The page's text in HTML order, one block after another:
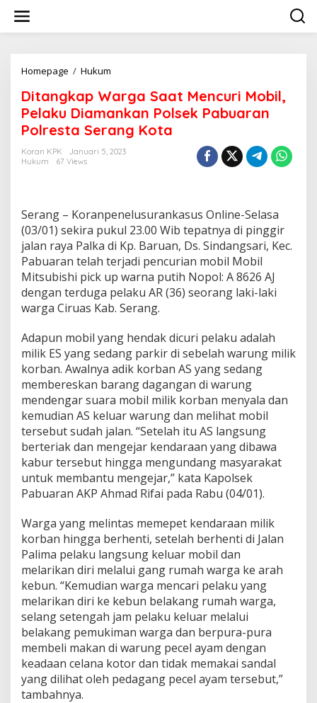
konten
Homepage / Hukum
Saat
Mencuri
Mobil,
Pelaku
Diamankan
Kota
Ditangkap Warga Saat Mencuri Mobil,
Pelaku Diamankan Polsek Pabuaran
Polresta Serang Kota
Koran KPK
Januari 5, 2023
Hukum
67 Views
Serang – Koranpenelusurankasus Online-Selasa
(03/01) sekira pukul 23.00 Wib tepatnya di pinggir
jalan raya Palka di Kp. Baruan, Ds. Sindangsari, Kec.
Pabuaran telah terjadi pencurian mobil Mobil
Mitsubishi pick up warna putih Nopol: A 8626 AJ
dengan terduga pelaku AR (36) seorang laki-laki
warga Ciruas Kab. Serang.
Adapun mobil yang hendak dicuri pelaku adalah
milik ES yang sedang parkir di sebelah warung milik
korban. Awalnya adik korban AS yang sedang
membereskan barang dagangan di warung
mendengar suara mobil milik korban menyala dan
kemudian AS keluar warung dan melihat mobil
tersebut sudah jalan. “Setelah itu AS langsung
berteriak dan mengejar kendaraan yang dibawa
kabur tersebut hingga mengundang masyarakat
untuk membantu mengejar,” kata Kapolsek
Pabuaran AKP Ahmad Rifai pada Rabu (04/01).
Warga yang melintas memepet kendaraan milik
korban hingga berhenti, setelah berhenti di Jalan
Palima pelaku langsung keluar mobil dan
melarikan diri melalui gang rumah warga ke arah
kebun. “Kemudian warga mencari pelaku yang
melarikan diri ke kebun belakang rumah warga,
selang setengah jam pelaku keluar melalui
belakang pemukiman warga dan berpura-pura
membeli makan di warung pecel ayam dengan
keadaan celana kotor dan tidak memakai sandal
yang dilihat oleh pedagang pecel ayam tersebut,”
tambahnya.